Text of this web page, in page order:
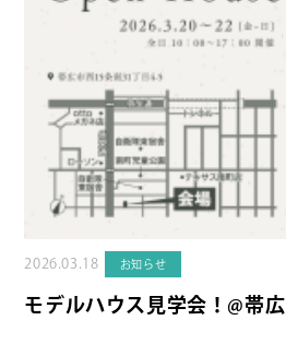
2026.03.18 お知らせ
モデルハウス見学会！@帯広